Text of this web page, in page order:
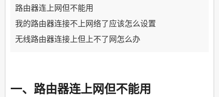
路由器连上网但不能用
我的路由器连接不上网络了应该怎么设置
无线路由器连接上但上不了网怎么办
一、路由器连上网但不能用